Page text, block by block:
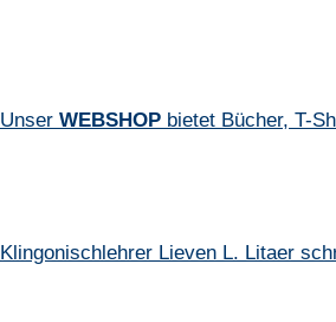
Unser WEBSHOP bietet Bücher, T-
Klingonischlehrer Lieven L. Litaer